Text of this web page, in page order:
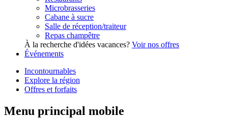
Microbrasseries
Cabane à sucre
Salle de réception/traiteur
Repas champêtre
À la recherche d'idées vacances? Voir nos offres
Événements
Incontournables
Explore la région
Offres et forfaits
Menu principal mobile